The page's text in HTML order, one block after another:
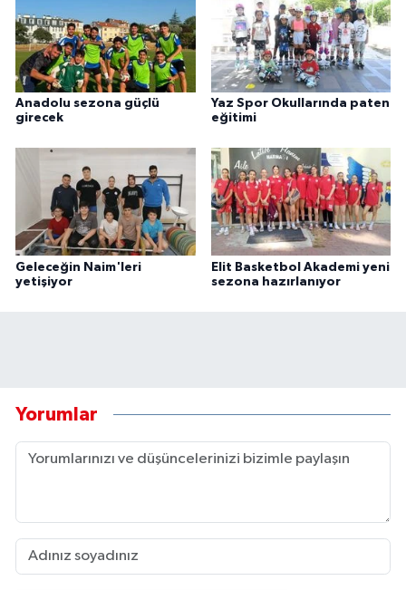
Anadolu sezona güçlü
girecek
Yaz Spor Okullarında paten
eğitimi
Geleceğin Naim'leri
yetişiyor
Elit Basketbol Akademi yeni
sezona hazırlanıyor
Yorumlar